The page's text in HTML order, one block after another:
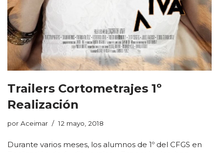
Trailers Cortometrajes 1º
Realización
por Aceimar 12 mayo, 2018
Durante varios meses, los alumnos de 1º del CFGS en